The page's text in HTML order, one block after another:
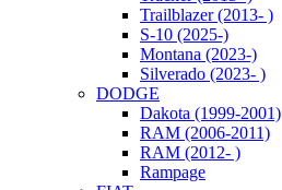
Trailblazer (2013- )
S-10 (2025-)
Montana (2023-)
Silverado (2023- )
DODGE
Dakota (1999-2001)
RAM (2006-2011)
RAM (2012- )
Rampage